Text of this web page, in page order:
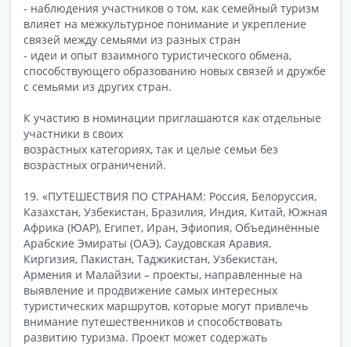
- наблюдения участников о том, как семейный туризм
влияет на межкультурное понимание и укрепление
связей между семьями из разных стран
- идеи и опыт взаимного туристического обмена,
способствующего образованию новых связей и дружбе
с семьями из других стран.
К участию в номинации приглашаются как отдельные
участники в своих
возрастных категориях, так и целые семьи без
возрастных ограничений.
19. «ПУТЕШЕСТВИЯ ПО СТРАНАМ: Россия, Белоруссия,
Казахстан, Узбекистан, Бразилия, Индия, Китай, Южная
Африка (ЮАР), Египет, Иран, Эфиопия, Объединённые
Арабские Эмираты (ОАЭ), Саудовская Аравия,
Киргизия, Пакистан, Таджикистан, Узбекистан,
Армения и Малайзии – проекты, направленные на
выявление и продвижение самых интересных
туристических маршрутов, которые могут привлечь
внимание путешественников и способствовать
развитию туризма. Проект может содержать